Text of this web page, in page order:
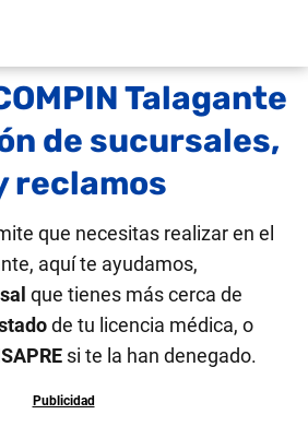
Talagante
de sucursales,
reclamos
que necesitas realizar en el
aquí te ayudamos,
que tienes más cerca de
de tu licencia médica, o
si te la han denegado.